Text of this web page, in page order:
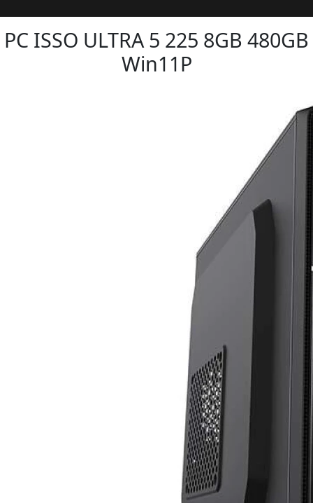
PC ISSO ULTRA 5 225 8GB 480GB
Win11P